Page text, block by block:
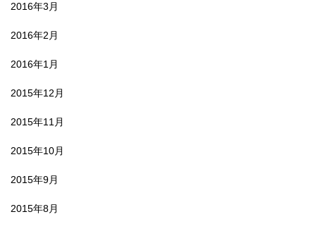
2016年3月
2016年2月
2016年1月
2015年12月
2015年11月
2015年10月
2015年9月
2015年8月